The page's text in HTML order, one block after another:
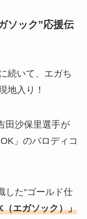
ソック”応援伝
続いて、エガち
地入り！
田沙保里選手が
」のパロディコ
した“ゴールド仕
（エガソック）」